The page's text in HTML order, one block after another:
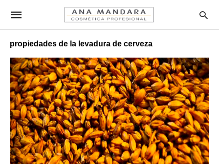
propiedades de la levadura de cerveza